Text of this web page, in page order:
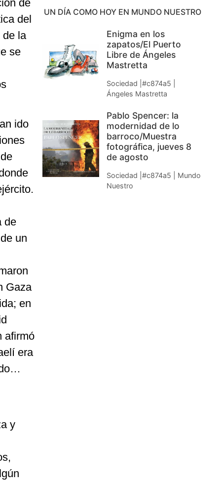
de
del
de la
se
ido
de
un
Gaza
en
afirmó
era
y
UN DÍA COMO HOY EN MUNDO NUESTRO
Enigma en los
zapatos/El Puerto
Libre de Ángeles
Mastretta
Sociedad |#c874a5 |
Ángeles Mastretta
Pablo Spencer: la
modernidad de lo
barroco/Muestra
fotográfica, jueves 8
de agosto
Sociedad |#c874a5 | Mundo
Nuestro